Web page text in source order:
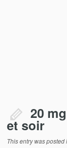
20
et soir
This entry was posted